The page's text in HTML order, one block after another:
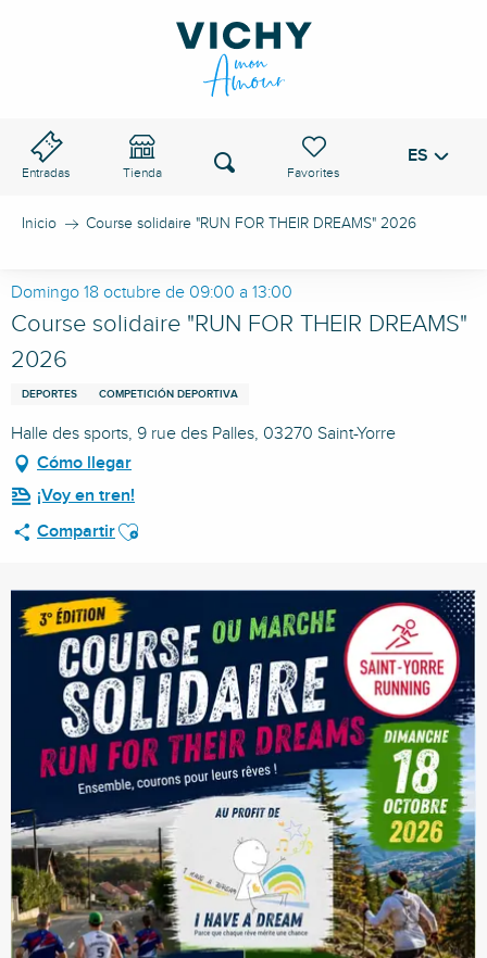
Entradas Tienda
Voir les favoris
Buscar ES
Inicio Course solidaire "RUN FOR THEIR DREAMS" 2026
Domingo 18 octubre de 09:00 a 13:00
Course solidaire "RUN FOR THEIR DREAMS"
2026
DEPORTES COMPETICIÓN DEPORTIVA
Halle des sports, 9 rue des Palles, 03270 Saint-Yorre
Cómo llegar
¡Voy en tren!
CompartirAjouter aux favoris